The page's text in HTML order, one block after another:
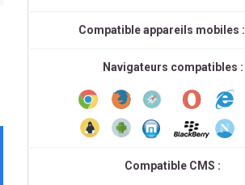
Compatible appareils mobiles :
Navigateurs compatibles :
Compatible CMS :